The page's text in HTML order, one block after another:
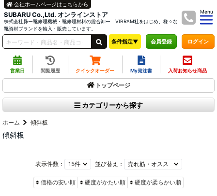
SUBARU Co.,Ltd. オンラインストア
株式会社昴ー靴修理機械・靴修理材料の総合卸ー VIBRAM社をはじめ、様々な
靴資材ブランドを輸入・販売しています。
Menu
会社ホームページはこちらから
条件指定▼ 会員登録 ログイン
営業日 閲覧履歴 クイックオーダー My発注書 入荷お知らせ商品
トップページ
カテゴリーから探す
ホーム 傾斜板
傾斜板
表示件数： 並び替え：
価格の安い順 硬度がかたい順 硬度が柔らかい順